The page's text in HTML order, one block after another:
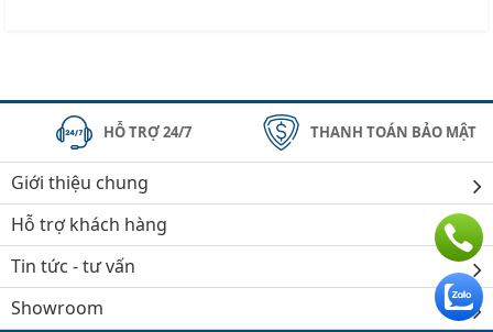
HỖ TRỢ 24/7 THANH TOÁN BẢO MẬT
Giới thiệu chung
Hỗ trợ khách hàng
Tin tức - tư vấn
Showroom